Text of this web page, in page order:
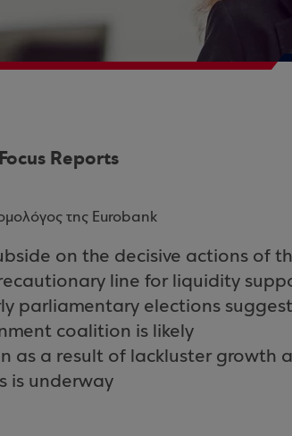
Reports
της Eurobank
on the decisive actions of
line for liquidity
parliamentary elections
coalition is likely
as a result of lackluster growth
is underway